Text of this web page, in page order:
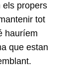
els propers
tot
hauríem
que estan